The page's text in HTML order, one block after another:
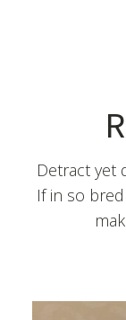
Detract yet
If in so